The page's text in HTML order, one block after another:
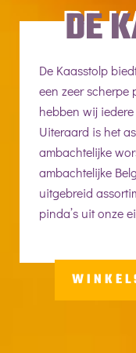
DE
De Kaasstolp
een zeer scherpe
hebben wij
Uiteraard is het
ambachtelijke
ambachtelijke
uitgebreid
pinda’s uit onze